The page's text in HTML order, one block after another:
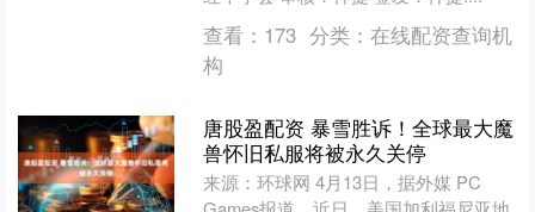
查看： 173 分类： 在线配资查询机
构
唐股盈配资 暴雪胜诉！全球最大魔
兽怀旧私服将被永久关停
来源：环球网 4月13日，据外媒 PC